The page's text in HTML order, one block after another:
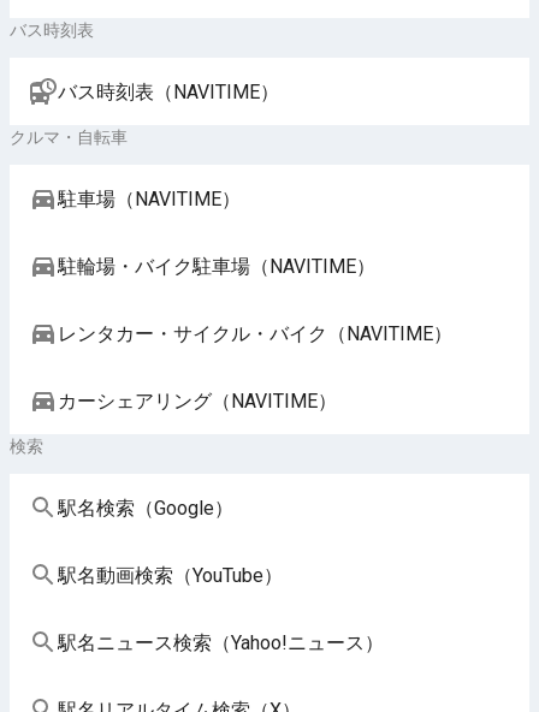
バス時刻表
バス時刻表（NAVITIME）
クルマ・自転車
駐車場（NAVITIME）
駐輪場・バイク駐車場（NAVITIME）
レンタカー・サイクル・バイク（NAVITIME）
カーシェアリング（NAVITIME）
検索
駅名検索（Google）
駅名動画検索（YouTube）
駅名ニュース検索（Yahoo!ニュース）